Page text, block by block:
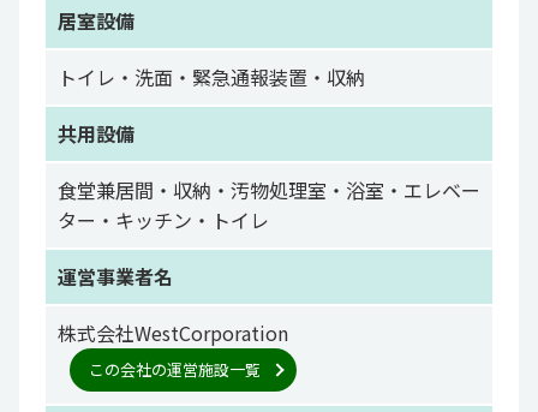
居室設備
トイレ・洗面・緊急通報装置・収納
共用設備
食堂兼居間・収納・汚物処理室・浴室・エレベー
ター・キッチン・トイレ
運営事業者名
株式会社WestCorporation
この会社の運営施設一覧